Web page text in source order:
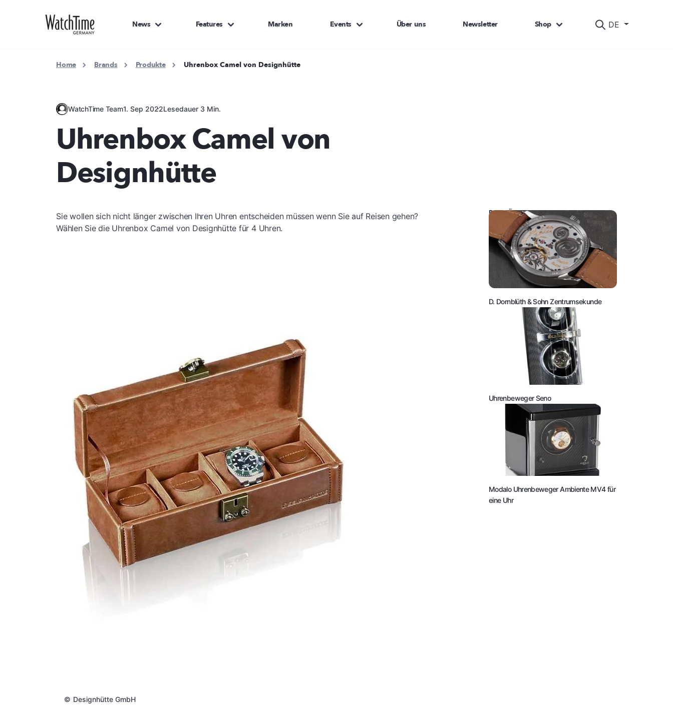
DE
News Features Marken Events Über uns Newsletter Shop
Home Brands Produkte Uhrenbox Camel von Designhütte
WatchTime Team1. Sep 2022Lesedauer 3 Min.
Uhrenbox Camel von
Designhütte
Sie wollen sich nicht länger zwischen Ihren Uhren entscheiden müssen wenn Sie auf Reisen gehen?
Wählen Sie die Uhrenbox Camel von Designhütte für 4 Uhren.
© Designhütte GmbH
DAS KÖNNTE SIE AUCH INTERESSIEREN:
D. Dornblüth & Sohn Zentrumsekunde
Uhrenbeweger Seno
Modalo Uhrenbeweger Ambiente MV4 für
eine Uhr